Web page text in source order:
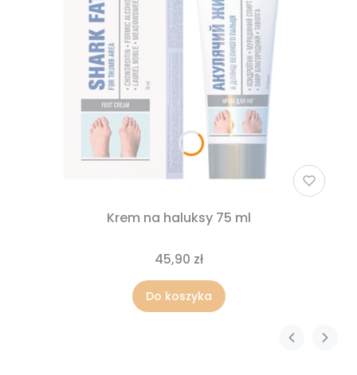
Krem na haluksy 75 ml
45,90 zł
Do koszyka